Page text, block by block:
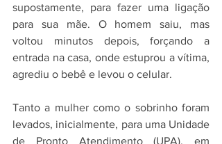
supostamente, para fazer uma ligação
para sua mãe. O homem saiu, mas
voltou minutos depois, forçando a
entrada na casa, onde estuprou a vítima,
agrediu o bebê e levou o celular.
Tanto a mulher como o sobrinho foram
levados, inicialmente, para uma Unidade
de Pronto Atendimento (UPA), em